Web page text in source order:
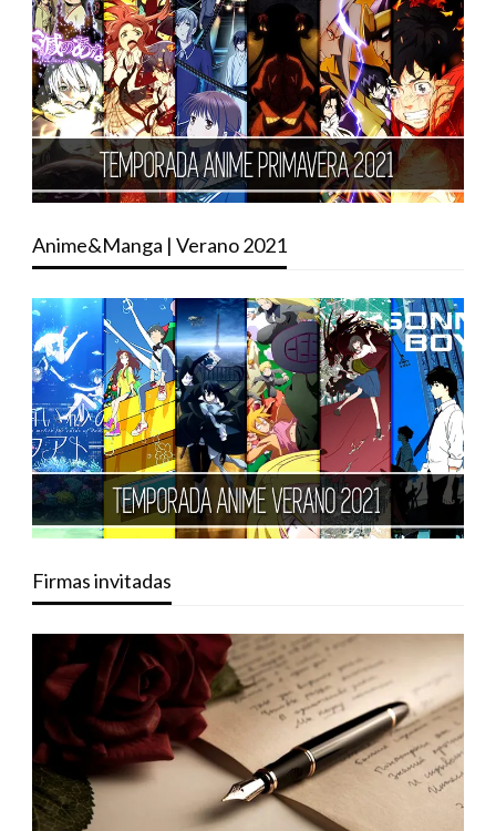
Anime&Manga | Verano 2021
Firmas invitadas